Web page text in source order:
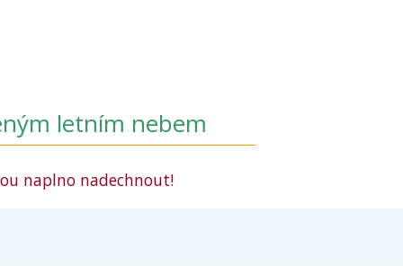
letním nebem
naplno nadechnout!